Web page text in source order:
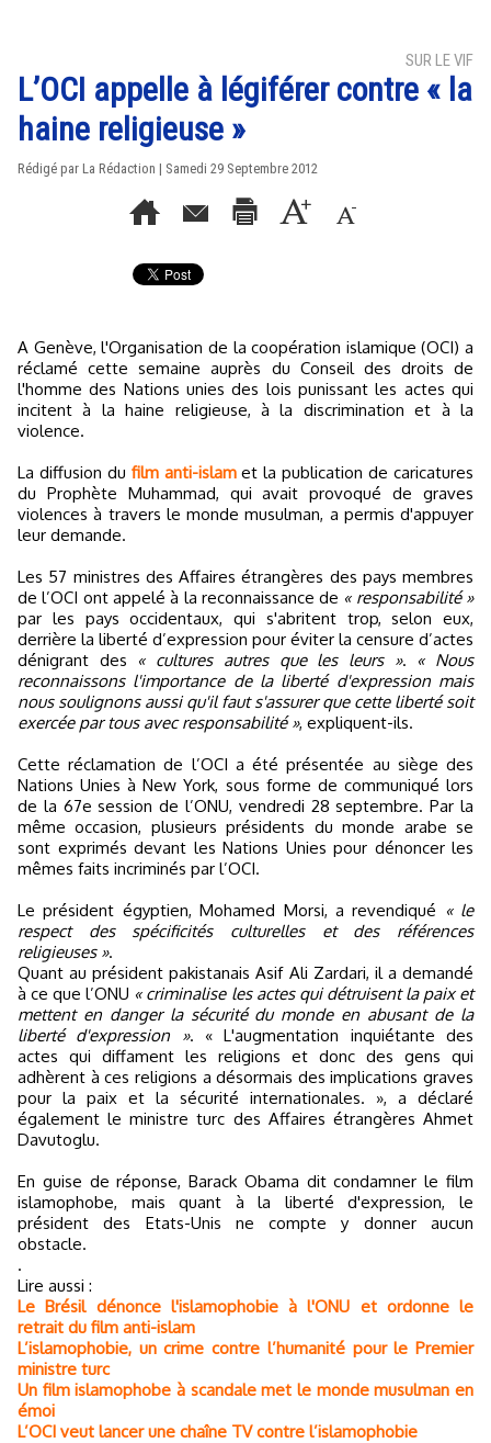
SUR LE VIF
L’OCI appelle à légiférer contre « la
haine religieuse »
Rédigé par La Rédaction | Samedi 29 Septembre 2012
A Genève, l'Organisation de la coopération islamique (OCI) a
réclamé cette semaine auprès du Conseil des droits de
l'homme des Nations unies des lois punissant les actes qui
incitent à la haine religieuse, à la discrimination et à la
violence.
La diffusion du film anti-islamet la publication de caricatures
du Prophète Muhammad, qui avait provoqué de graves
violences à travers le monde musulman, a permis d'appuyer
leur demande.
Les 57 ministres des Affaires étrangères des pays membres
de l’OCI ont appelé à la reconnaissance de « responsabilité »
par les pays occidentaux, qui s'abritent trop, selon eux,
derrière la liberté d’expression pour éviter la censure d’actes
dénigrant des « cultures autres que les leurs ». « Nous
reconnaissons l'importance de la liberté d'expression mais
nous soulignons aussi qu'il faut s'assurer que cette liberté soit
exercée par tous avec responsabilité », expliquent-ils.
Cette réclamation de l’OCI a été présentée au siège des
Nations Unies à New York, sous forme de communiqué lors
de la 67e session de l’ONU, vendredi 28 septembre. Par la
même occasion, plusieurs présidents du monde arabe se
sont exprimés devant les Nations Unies pour dénoncer les
mêmes faits incriminés par l’OCI.
Le président égyptien, Mohamed Morsi, a revendiqué « le
respect des spécificités culturelles et des références
religieuses ».
Quant au président pakistanais Asif Ali Zardari, il a demandé
à ce que l’ONU « criminalise les actes qui détruisent la paix et
mettent en danger la sécurité du monde en abusant de la
liberté d'expression ». « L'augmentation inquiétante des
actes qui diffament les religions et donc des gens qui
adhèrent à ces religions a désormais des implications graves
pour la paix et la sécurité internationales. », a déclaré
également le ministre turc des Affaires étrangères Ahmet
Davutoglu.
En guise de réponse, Barack Obama dit condamner le film
islamophobe, mais quant à la liberté d'expression, le
président des Etats-Unis ne compte y donner aucun
obstacle.
.
Lire aussi :
Le Brésil dénonce l'islamophobie à l'ONU et ordonne le
retrait du film anti-islam
L’islamophobie, un crime contre l’humanité pour le Premier
ministre turc
Un film islamophobe à scandale met le monde musulman en
émoi
L’OCI veut lancer une chaîne TV contre l’islamophobie